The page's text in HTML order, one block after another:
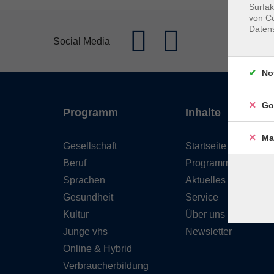
Social Media
Programm
Gesellschaft
Beruf
Sprachen
Gesundheit
Kultur
Junge vhs
Online & Hybrid
Verbraucherbildung
Inhalte
Startseite
Programm
Aktuelles
Service
Über uns
Newsletter
von